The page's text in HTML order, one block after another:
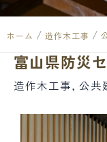
ホーム / 造作木工事 /
富山県防災
造作木工事, 公共